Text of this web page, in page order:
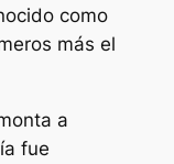
como
más el
a
fue